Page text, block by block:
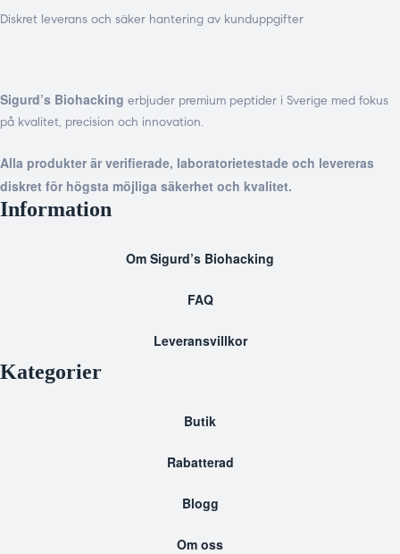
Diskret leverans och säker hantering av kunduppgifter
Sigurd’s Biohacking erbjuder premium peptider i Sverige med fokus
på kvalitet, precision och innovation.
Alla produkter är verifierade, laboratorietestade och levereras
diskret för högsta möjliga säkerhet och kvalitet.
Information
Om Sigurd’s Biohacking
FAQ
Leveransvillkor
Kategorier
Butik
Rabatterad
Blogg
Om oss